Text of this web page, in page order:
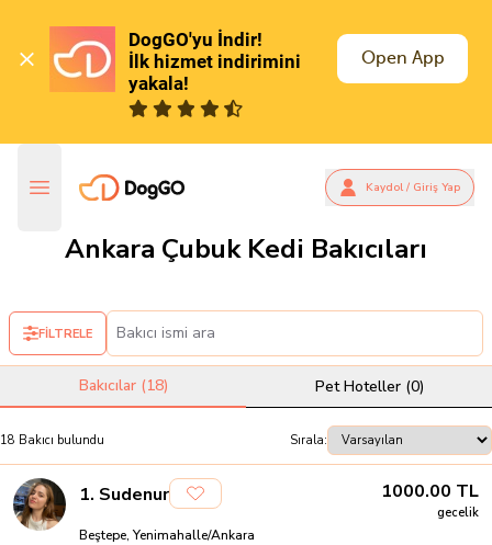
DogGO'yu İndir!
İlk hizmet indirimini
yakala!
Open App
Kaydol / Giriş Yap
Ankara Çubuk Kedi Bakıcıları
FİLTRELE
Bakıcılar (18) Pet Hoteller (0)
18 Bakıcı bulundu Sırala:
1. Sudenur 1000.00 TL
gecelik
Beştepe, Yenimahalle/Ankara